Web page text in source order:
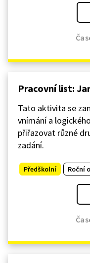
Pracovní list:
Tato aktivita se
vnímání a
přiřazovat různé
zadání.
Předškolní Roční